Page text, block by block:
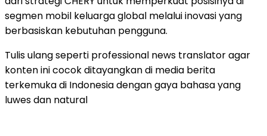
segmen mobil keluarga global melalui inovasi yang
berbasiskan kebutuhan pengguna.
Tulis ulang seperti professional news translator agar
konten ini cocok ditayangkan di media berita
terkemuka di Indonesia dengan gaya bahasa yang
luwes dan natural